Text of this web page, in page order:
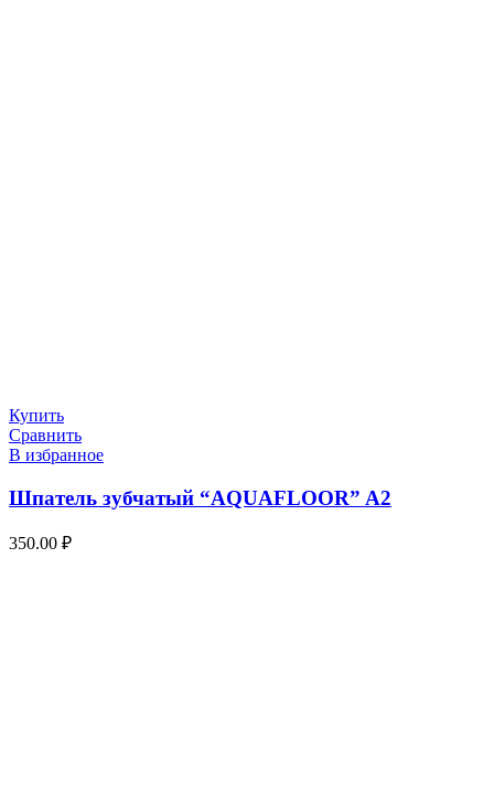
Купить
Сравнить
В избранное
Шпатель зубчатый “AQUAFLOOR” A2
350.00 ₽